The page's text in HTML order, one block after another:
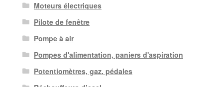
Moteurs électriques
Pilote de fenêtre
Pompe à air
Pompes d'alimentation, paniers d'aspiration
Potentiomètres, gaz. pédales